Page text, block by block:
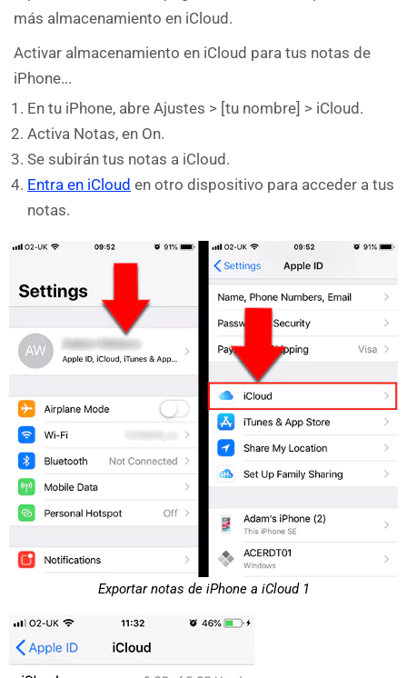
más almacenamiento en iCloud.
Activar almacenamiento en iCloud para tus notas de
iPhone...
En tu iPhone, abre Ajustes > [tu nombre] > iCloud.
Activa Notas, en On.
Se subirán tus notas a iCloud.
Entra en iCloud en otro dispositivo para acceder a tus
notas.
Exportar notas de iPhone a iCloud 1